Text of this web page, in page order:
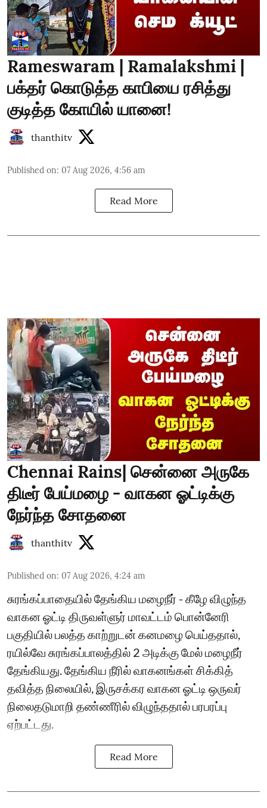
Rameswaram | Ramalakshmi |
பக்தர் கொடுத்த காபியை ரசித்து
குடித்த கோயில் யானை!
thanthitv
Published on: 07 Aug 2026, 4:56 am
Read More
Chennai Rains| சென்னை அருகே
திடீர் பேய்மழை - வாகன ஓட்டிக்கு
நேர்ந்த சோதனை
thanthitv
Published on: 07 Aug 2026, 4:24 am
சுரங்கப்பாதையில் தேங்கிய மழைநீர் - கீழே விழுந்த
வாகன ஓட்டி திருவள்ளுர் மாவட்டம் பொன்னேரி
பகுதியில் பலத்த காற்றுடன் கனமழை பெய்ததால்,
ரயில்வே சுரங்கப்பாலத்தில் 2 அடிக்கு மேல் மழைநீர்
தேங்கியது. தேங்கிய நீரில் வாகனங்கள் சிக்கித்
தவித்த நிலையில், இருசக்கர வாகன ஓட்டி ஒருவர்
நிலைதடுமாறி தண்ணீரில் விழுந்ததால் பரபரப்பு
ஏற்பட்டது.
Read More